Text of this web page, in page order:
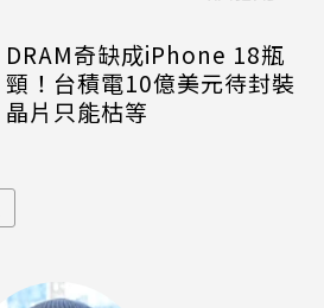
DRAM奇缺成iPhone 18瓶
頸！台積電10億美元待封裝
晶片只能枯等